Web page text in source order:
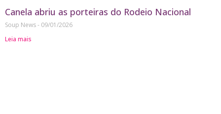
Canela abriu as porteiras do Rodeio Nacional
Soup News
09/01/2026
Leia mais